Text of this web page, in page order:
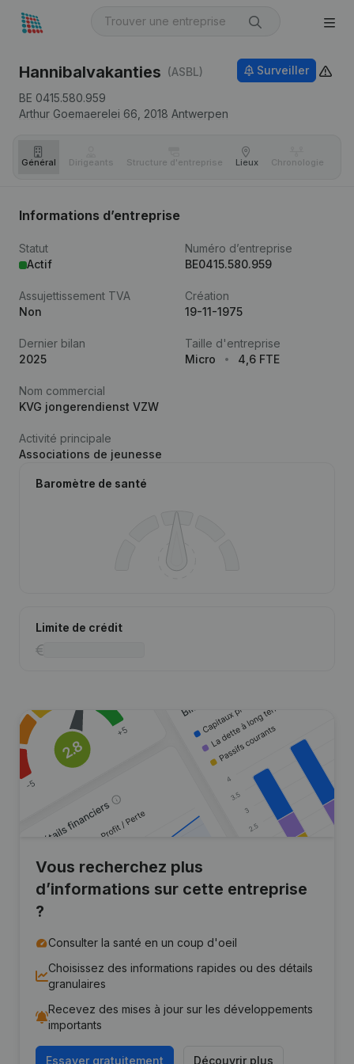
Hannibalvakanties (ASBL)
BE 0415.580.959
Arthur Goemaerelei 66, 2018 Antwerpen
Surveiller
Général Dirigeants Structure d'entreprise Lieux Chronologie
Informations d’entreprise
Statut
Actif
Numéro d’entreprise
BE0415.580.959
Assujettissement TVA
Non
Création
19-11-1975
Dernier bilan
2025
Taille d'entreprise
Micro
4,6 FTE
Nom commercial
KVG jongerendienst VZW
Activité principale
Associations de jeunesse
Baromètre de santé
Limite de crédit
Vous recherchez plus
d’informations sur cette entreprise
?
Consulter la santé en un coup d'oeil
Choisissez des informations rapides ou des détails
granulaires
Recevez des mises à jour sur les développements
importants
Essayer gratuitement Découvrir plus